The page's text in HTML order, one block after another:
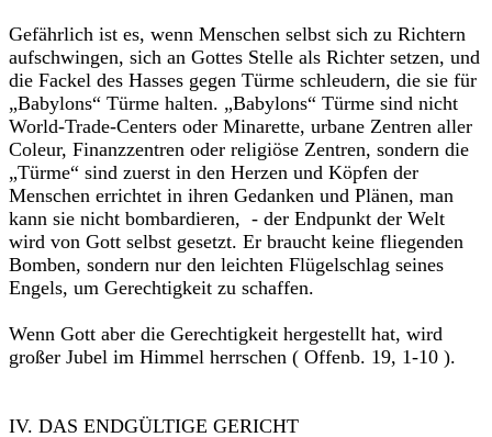
Gefährlich ist es, wenn Menschen selbst sich zu Richtern
aufschwingen, sich an Gottes Stelle als Richter setzen, und
die Fackel des Hasses gegen Türme schleudern, die sie für
„Babylons“ Türme halten. „Babylons“ Türme sind nicht
World-Trade-Centers oder Minarette, urbane Zentren aller
Coleur, Finanzzentren oder religiöse Zentren, sondern die
„Türme“ sind zuerst in den Herzen und Köpfen der
Menschen errichtet in ihren Gedanken und Plänen, man
kann sie nicht bombardieren, - der Endpunkt der Welt
wird von Gott selbst gesetzt. Er braucht keine fliegenden
Bomben, sondern nur den leichten Flügelschlag seines
Engels, um Gerechtigkeit zu schaffen.
Wenn Gott aber die Gerechtigkeit hergestellt hat, wird
großer Jubel im Himmel herrschen ( Offenb. 19, 1-10 ).
IV. DAS ENDGÜLTIGE GERICHT